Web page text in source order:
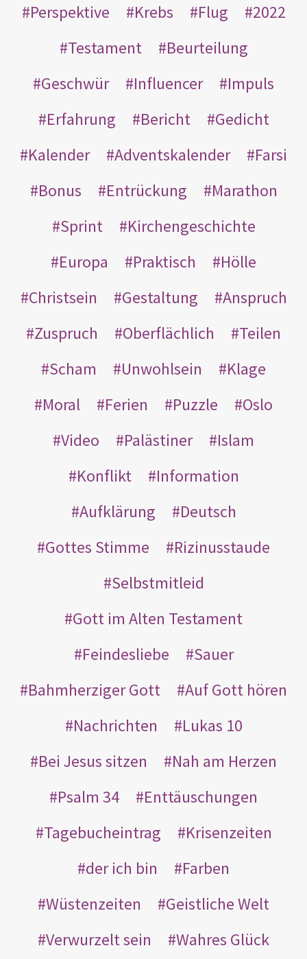
Perspektive
Krebs Flug
2022
Testament
Beurteilung
Geschwür
Influencer
Impuls
Erfahrung
Bericht
Gedicht
Kalender
Adventskalender
Farsi
Bonus
Entrückung
Marathon
Sprint
Kirchengeschichte
Europa
Praktisch
Hölle
Christsein
Gestaltung
Anspruch
Zuspruch
Oberflächlich
Teilen
Scham
Unwohlsein
Klage
Moral
Ferien Puzzle
Oslo
Video
Palästiner
Islam
Konflikt
Information
Aufklärung
Deutsch
Gottes Stimme
Rizinusstaude
Selbstmitleid
Gott im Alten Testament
Feindesliebe
Sauer
Bahmherziger Gott
Auf Gott hören
Nachrichten
Lukas 10
Bei Jesus sitzen
Nah am Herzen
Psalm 34
Enttäuschungen
Tagebucheintrag
Krisenzeiten
der ich bin
Farben
Wüstenzeiten
Geistliche Welt
Verwurzelt sein
Wahres Glück